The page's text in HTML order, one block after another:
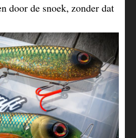
door de snoek, zonder dat